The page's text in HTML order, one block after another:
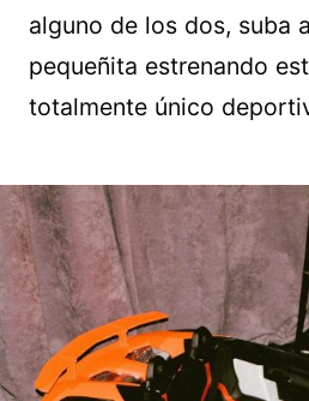
alguno de los dos, suba
pequeñita estrenando
totalmente único